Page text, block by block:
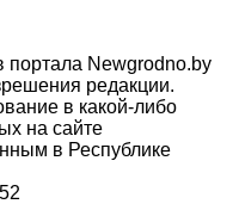
портала Newgrodno.by
редакции.
в какой-либо
на сайте
в Республике